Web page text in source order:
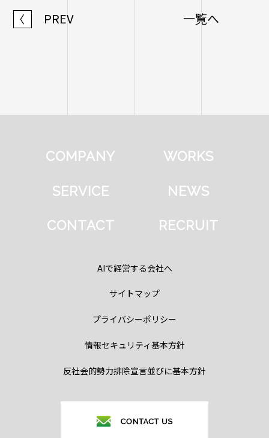
〈 PREV 一覧へ
COMPANY WORKS
SERVICE NEWS
CONTACT RECRUIT
AIで経営する会社へ
サイトマップ
プライバシーポリシー
情報セキュリティ基本方針
反社会的勢力排除宣言並びに基本方針